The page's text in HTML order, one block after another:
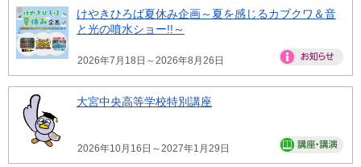
けやきひろば夏休み企画～夏を感じるカブクワ＆音
と光の噴水ショー!!～
2026年7月18日～2026年8月26日
大宮中央高等学校特別講座
2026年10月16日～2027年1月29日